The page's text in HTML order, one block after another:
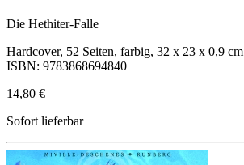
Die Hethiter-Falle
Hardcover, 52 Seiten, farbig, 32 x 23 x 0,9 cm
ISBN: 9783868694840
14,80 €
Sofort lieferbar